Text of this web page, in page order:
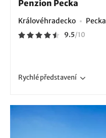
Penzion Pecka
Královéhradecko Pecka
9.5/10
Rychlépředstavení